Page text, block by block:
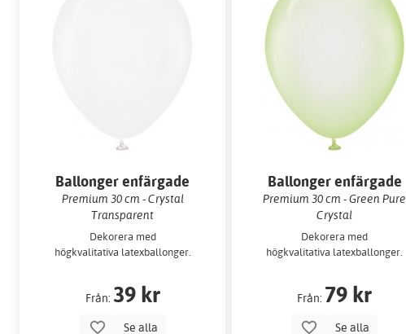
Ballonger enfärgade
Premium 30 cm - Crystal
Transparent
Dekorera med
högkvalitativa latexballonger.
Från: 39 kr
Se alla
Ballonger enfärgade
Premium 30 cm - Green Pure
Crystal
Dekorera med
högkvalitativa latexballonger.
Från: 79 kr
Se alla